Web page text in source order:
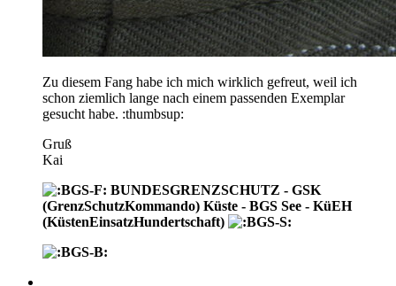
Zu diesem Fang habe ich mich wirklich gefreut, weil ich
schon ziemlich lange nach einem passenden Exemplar
gesucht habe. :thumbsup:
Gruß
Kai
BUNDESGRENZSCHUTZ - GSK
(GrenzSchutzKommando) Küste - BGS See - KüEH
(KüstenEinsatzHundertschaft)